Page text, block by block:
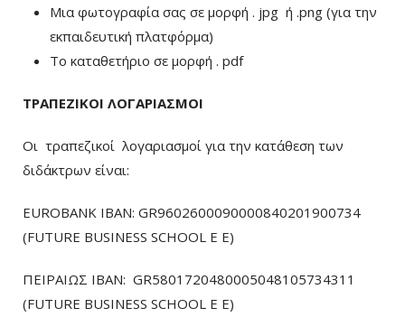
Μια φωτογραφία σας σε μορφή . jpg ή .png (για την
εκπαιδευτική πλατφόρμα)
To καταθετήριο σε μορφή . pdf
ΤΡΑΠΕΖΙΚΟΙ ΛΟΓΑΡΙΑΣΜΟΙ
Οι τραπεζικοί λογαριασμοί για την κατάθεση των
διδάκτρων είναι:
EUROBANK IBAN: GR9602600090000840201900734
(FUTURE BUSINESS SCHOOL E E)
ΠΕΙΡΑΙΩΣ ΙΒΑΝ: GR5801720480005048105734311
(FUTURE BUSINESS SCHOOL E E)